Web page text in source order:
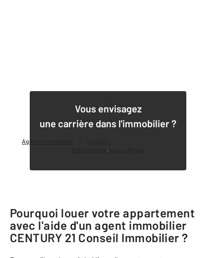
Agence immobilière
Vous envisagez
une carrière dans l'immobilier ?
Découvrir nos offres
Pourquoi louer votre appartement
avec l'aide d'un agent immobilier
CENTURY 21 Conseil Immobilier ?